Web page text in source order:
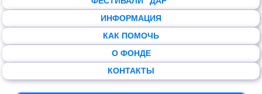
ИНФОРМАЦИЯ
КАК ПОМОЧЬ
О ФОНДЕ
КОНТАКТЫ